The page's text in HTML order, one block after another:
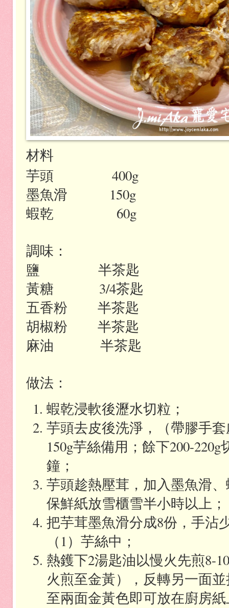
材料
芋頭
400g
墨魚滑
150g
蝦乾
60g
調味：
鹽
半茶匙
黃糖 3/4茶匙
五香粉
半茶匙
胡椒粉
半茶匙
麻油
半茶匙
做法：
蝦乾浸軟後瀝水切粒；
芋頭去皮後洗淨，（帶膠手
150g芋絲備用；餘下200-220g
鐘；
芋頭趁熱壓茸，加入墨魚滑
保鮮紙放雪櫃雪半小時以上；
把芋茸墨魚滑分成8份，手沾
（1）芋絲中；
熱鑊下2湯匙油以慢火先煎8-10
火煎至金黃），反轉另一面
至兩面金黃色即可放在廚房